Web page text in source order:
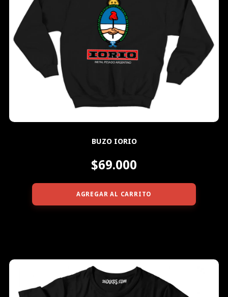
BUZO IORIO
$69.000
AGREGAR AL CARRITO